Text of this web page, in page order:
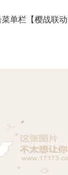
单栏【樱战联